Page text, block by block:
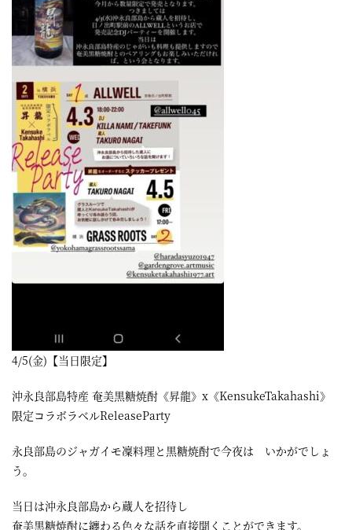
4/5(金)【当日限定】
沖永良部島特産 奄美黒糖焼酎《昇龍》x《KensukeTakahashi》
限定コラボラベルReleaseParty
永良部島のジャガイモ凜料理と黒糖焼酎で今夜は いかがでしょ
う。
当日は沖永良部島から蔵人を招待し
奄美黒糖焼酎に纏わる色々な話を直接聞くことができます。